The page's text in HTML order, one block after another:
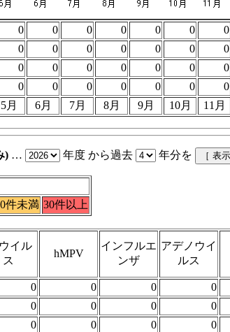
0 0 0 0 0 0 0
0 0 0 0 0 0 0
0 0 0 0 0 0 0
0 0 0 0 0 0 0
5月 6月 7月 8月 9月 10月 11月
) … 年度 から過去 年分を
件未満 30件以上
イル
ス
hMPV
インフルエ
ンザ
アデノウイ
ルス
0 0 0 0
0 0 0 0
0 0 0 0